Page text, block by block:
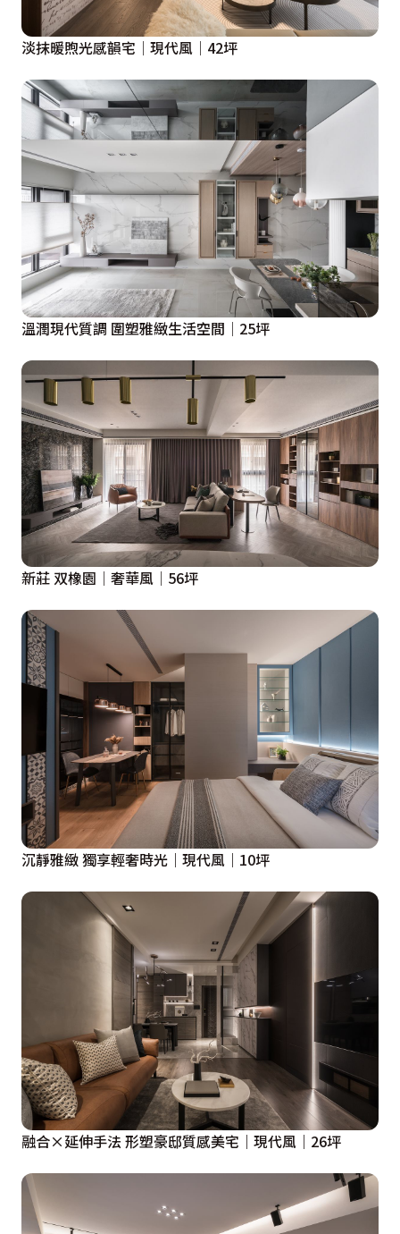
淡抹暖煦光感韻宅│現代風│42坪
溫潤現代質調 圍塑雅緻生活空間│25坪
新莊 双橡園│奢華風│56坪
沉靜雅緻 獨享輕奢時光｜現代風｜10坪
融合×延伸手法 形塑豪邸質感美宅｜現代風｜26坪